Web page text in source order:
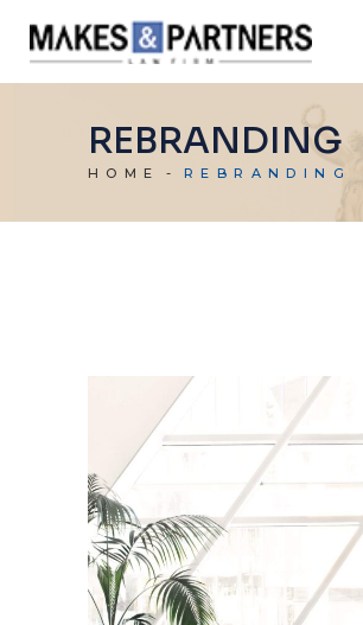
REBRANDING
HOME REBRANDING